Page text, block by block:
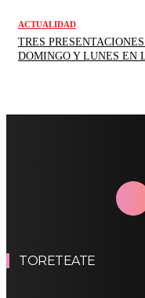
ACTUALIDAD
TRES
DOMINGO Y LUNES EN
TORETEATE